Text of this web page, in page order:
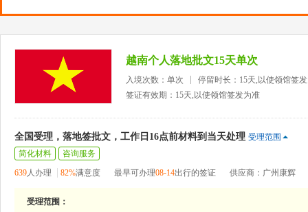
越南个人落地批文15天单次
入境次数：单次
停留时长：15天,以使领馆签
签证有效期：15天,以使领馆签发为准
全国受理，落地签批文，工作日16点前材料到当天处理 受理范围
简化材料
咨询服务
639人办理 82%满意度 最早可办理08-14出行的签证 供应商：广州康辉
受理范围：